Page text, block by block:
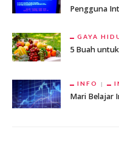
Pengguna
GAYA
5 Buah
INFO
Mari Belajar